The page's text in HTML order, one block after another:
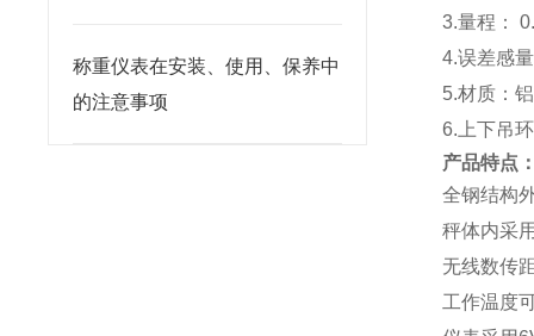
称重仪表在安装、使用、保养中
的注意事项
3.量程：
4.误差感
5.材质：
6.上下吊
产品特点
全钢结构
秤体内采
无线数传
工作温度